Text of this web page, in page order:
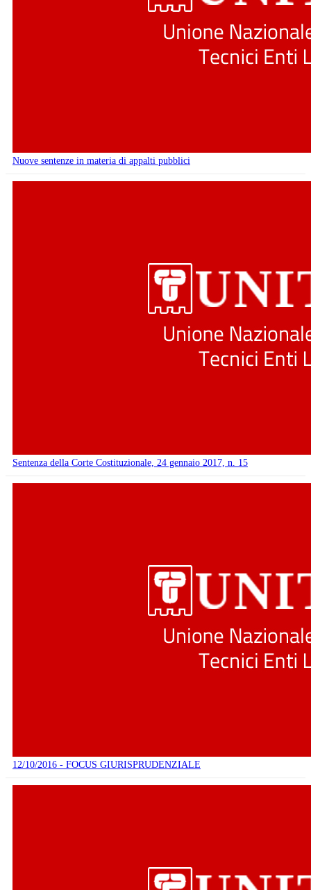
Nuove sentenze in materia di appalti pubblici
Sentenza della Corte Costituzionale, 24 gennaio 2017, n. 15
12/10/2016 - FOCUS GIURISPRUDENZIALE